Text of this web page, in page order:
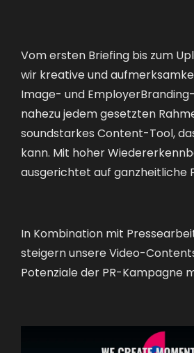
Vom ersten Briefing bis zum
wir kreative und
Image- und
nahezu jedem gesetzten
soundstarkes Content-Tool,
kann. Mit hoher
ausgerichtet auf ganzheitliche
In Kombination mit
steigern unsere Video-
Potenziale der PR-Kampagne